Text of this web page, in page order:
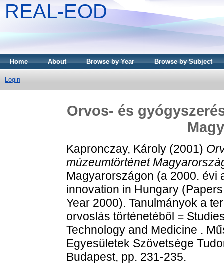
REAL-EOD
Home About Browse by Year Browse by Subject
Login
Orvos- és
Kapronczay, Károly (2001)
múzeumtörténet
Magyarországon (a 2000. évi
innovation in Hungary
Year 2000). Tanulmányok a
orvoslás történetéből =
Technology and Medicine .
Egyesületek Szövetsége
Budapest, pp. 231-235.